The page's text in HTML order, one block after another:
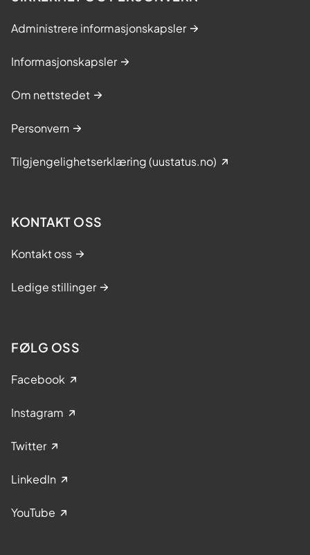
Administrere informasjonskapsler
Informasjonskapsler
Om nettstedet
Personvern
Tilgjengelighetserklæring (uustatus.no)
KONTAKT OSS
Kontakt oss
Ledige stillinger
FØLG OSS
Facebook
Instagram
Twitter
LinkedIn
YouTube